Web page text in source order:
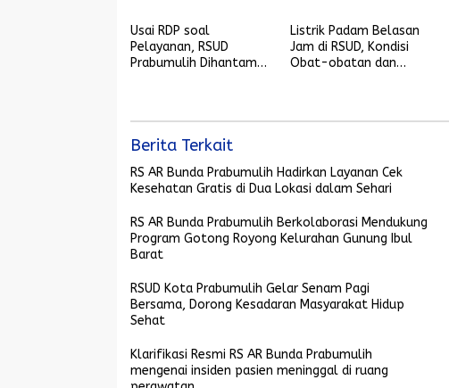
Pelayanan
Usai RDP soal
Pelayanan, RSUD
Prabumulih Dihantam
Listrik Padam Belasan
Jam di RSUD, Kondisi
Obat-obatan dan
Berita Terkait
RS AR Bunda Prabumulih Hadirkan Layanan Cek
Kesehatan Gratis di Dua Lokasi dalam Sehari
RS AR Bunda Prabumulih Berkolaborasi Mendukung
Program Gotong Royong Kelurahan Gunung Ibul
Barat
RSUD Kota Prabumulih Gelar Senam Pagi
Bersama, Dorong Kesadaran Masyarakat Hidup
Sehat
Klarifikasi Resmi RS AR Bunda Prabumulih
mengenai insiden pasien meninggal di ruang